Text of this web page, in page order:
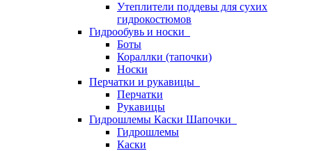
Утеплители поддевы для сухих
гидрокостюмов
Гидрообувь и носки
Боты
Кораллки (тапочки)
Носки
Перчатки и рукавицы
Перчатки
Рукавицы
Гидрошлемы Каски Шапочки
Гидрошлемы
Каски